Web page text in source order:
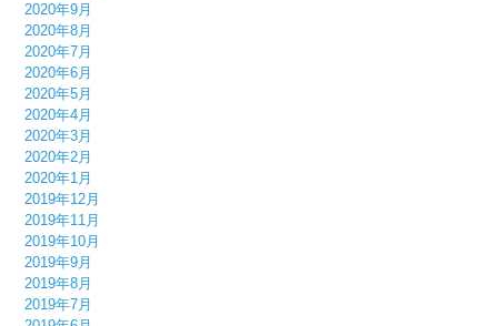
2020年9月
2020年8月
2020年7月
2020年6月
2020年5月
2020年4月
2020年3月
2020年2月
2020年1月
2019年12月
2019年11月
2019年10月
2019年9月
2019年8月
2019年7月